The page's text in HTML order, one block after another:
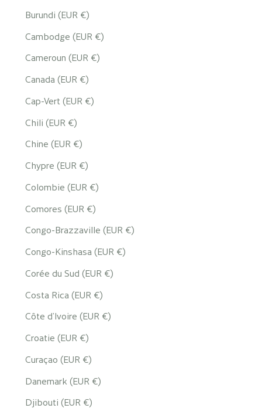
Burundi (EUR €)
Cambodge (EUR €)
Cameroun (EUR €)
Canada (EUR €)
Cap-Vert (EUR €)
Chili (EUR €)
Chine (EUR €)
Chypre (EUR €)
Colombie (EUR €)
Comores (EUR €)
Congo-Brazzaville (EUR €)
Congo-Kinshasa (EUR €)
Corée du Sud (EUR €)
Costa Rica (EUR €)
Côte d’Ivoire (EUR €)
Croatie (EUR €)
Curaçao (EUR €)
Danemark (EUR €)
Djibouti (EUR €)